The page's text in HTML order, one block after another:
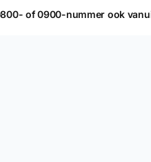
of 0900-nummer ook